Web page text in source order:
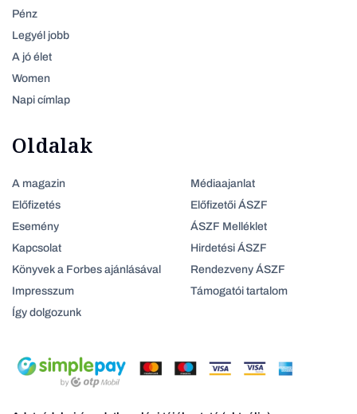
Pénz
Legyél jobb
A jó élet
Women
Napi címlap
Oldalak
A magazin
Előfizetés
Esemény
Kapcsolat
Könyvek a Forbes ajánlásával
Impresszum
Így dolgozunk
Médiaajanlat
Előfizetői ÁSZF
ÁSZF Melléklet
Hirdetési ÁSZF
Rendezveny ÁSZF
Támogatói tartalom